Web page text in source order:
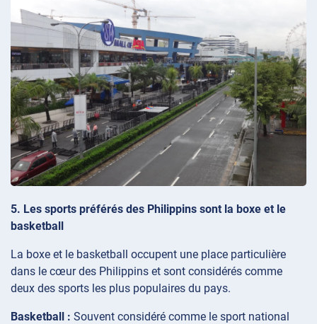
5. Les sports préférés des Philippins sont la boxe et le
basketball
La boxe et le basketball occupent une place particulière
dans le cœur des Philippins et sont considérés comme
deux des sports les plus populaires du pays.
Basketball : Souvent considéré comme le sport national